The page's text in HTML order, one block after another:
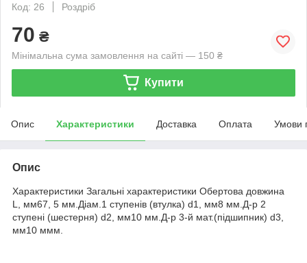
Код: 26
Роздріб
70 ₴
Мінімальна сума замовлення на сайті — 150 ₴
Купити
Опис Характеристики Доставка Оплата Умови
Опис
Характеристики Загальні характеристики Обертова довжина
L, мм67, 5 мм.Діам.1 ступенів (втулка) d1, мм8 мм.Д-р 2
ступені (шестерня) d2, мм10 мм.Д-р 3-й мат.(підшипник) d3,
мм10 ммм.